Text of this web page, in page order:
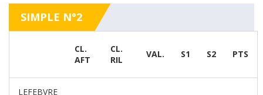
SIMPLE N°2
CL.
AFT
CL.
RIL
VAL. S1 S2 PTS
LEFEBVRE